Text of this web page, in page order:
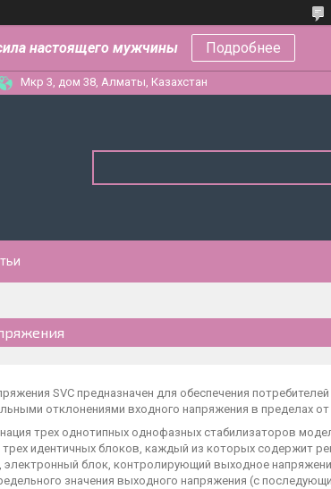
настоящего мужчины Подробнее
Мкр 3, дом 38, Алматы, Казахстан
SVC предназначен для обеспечения
отклонениями входного напряжения в пределах
трех однотипных однофазных стабилизаторов
идентичных блоков, каждый из которых содержит
электронный блок, контролирующий выходное
значения выходного напряжения (с